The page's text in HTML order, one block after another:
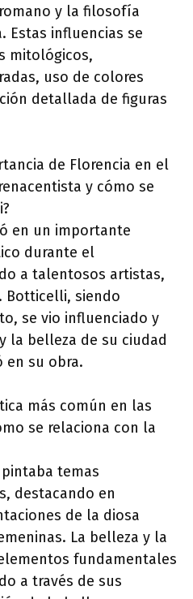
y la filosofía
Estas influencias se
mitológicos,
uso de colores
detallada de figuras
de Florencia en el
y cómo se
en un importante
durante el
a talentosos artistas,
Botticelli, siendo
se vio influenciado y
la belleza de su ciudad
en su obra.
más común en las
se relaciona con la
temas
destacando en
de la diosa
La belleza y la
fundamentales
a través de sus